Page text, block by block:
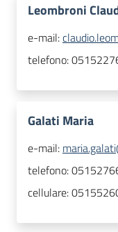
Leombroni
e-mail:
telefono:
Galati Maria
e-mail:
telefono:
cellulare: